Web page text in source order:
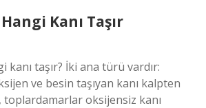
Kanı Taşır
kanı taşır? İki ana türü vardır:
ve besin taşıyan kanı kalpten
toplardamarlar oksijensiz kanı